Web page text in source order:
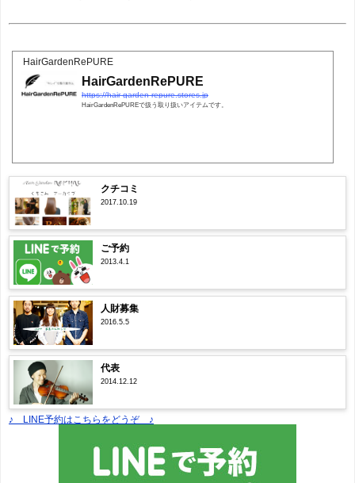
HairGardenRePURE
HairGardenRePURE
https://hair-garden-repure.stores.jp
HairGardenRePUREで扱う取り扱いアイテムです。
クチコミ
2017.10.19
ご予約
2013.4.1
人財募集
2016.5.5
代表
2014.12.12
♪ LINE予約はこちらをどうぞ ♪